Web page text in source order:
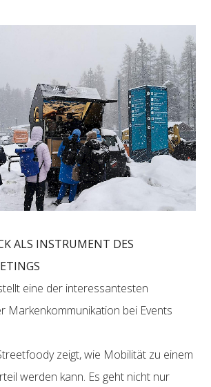
ALS INSTRUMENT DES
eine der interessantesten
Markenkommunikation bei Events
zeigt, wie Mobilität zu einem
werden kann. Es geht nicht nur